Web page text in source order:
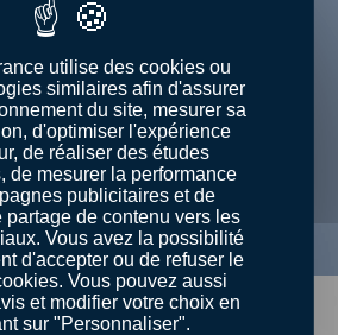
THÈME
NIVEAU
les recettes en vidéo
utilise des cookies ou
similaires afin d'assurer
du site, mesurer sa
d'optimiser l'expérience
de réaliser des études
de mesurer la performance
publicitaires et de
partage de contenu vers les
Vous avez la possibilité
d'accepter ou de refuser le
Vous pouvez aussi
et modifier votre choix en
sur "Personnaliser".